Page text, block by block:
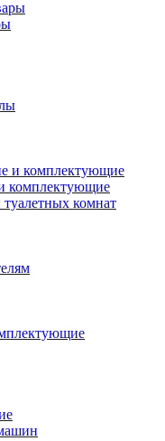
комплектующие
комнат